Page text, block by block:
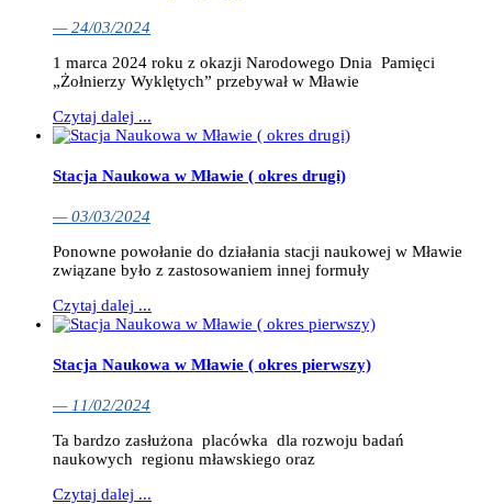
— 24/03/2024
1 marca 2024 roku z okazji Narodowego Dnia Pamięci
„Żołnierzy Wyklętych” przebywał w Mławie
Czytaj dalej ...
Stacja Naukowa w Mławie ( okres drugi)
— 03/03/2024
Ponowne powołanie do działania stacji naukowej w Mławie
związane było z zastosowaniem innej formuły
Czytaj dalej ...
Stacja Naukowa w Mławie ( okres pierwszy)
— 11/02/2024
Ta bardzo zasłużona placówka dla rozwoju badań
naukowych regionu mławskiego oraz
Czytaj dalej ...